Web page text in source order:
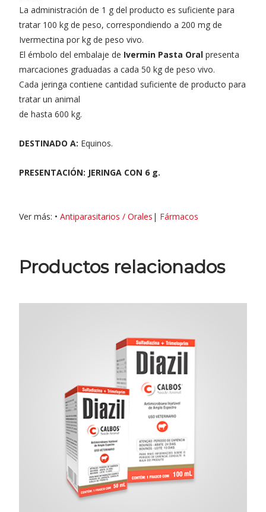
La administración de 1 g del producto es suficiente para
tratar 100 kg de peso, correspondiendo a 200 mg de
Ivermectina por kg de peso vivo.
El émbolo del embalaje de Ivermin Pasta Oral presenta
marcaciones graduadas a cada 50 kg de peso vivo.
Cada jeringa contiene cantidad suficiente de producto para
tratar un animal
de hasta 600 kg.
DESTINADO A: Equinos.
PRESENTACIÓN: JERINGA CON 6 g.
Ver más: • Antiparasitarios / Orales | Fármacos
Productos relacionados